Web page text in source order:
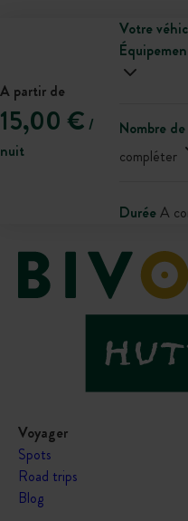
A partir de
15,00 € /
nuit
Votre
Nombre
compléter
DuréeA
Voyager
Spots
Road trips
Blog